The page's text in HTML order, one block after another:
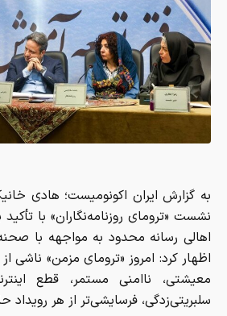
به گزارش ایران اکونومیست؛ هادی
نشست «ترومای روزنامه‌نگاران» با
اهالی رسانه محدود به مواجهه با
اظهار کرد: امروز «ترومای مزمن» ناشی
معیشتی، ناامنی مستمر، قطع
سلبریتی‌زدگی، فرسایشی‌تر از هر